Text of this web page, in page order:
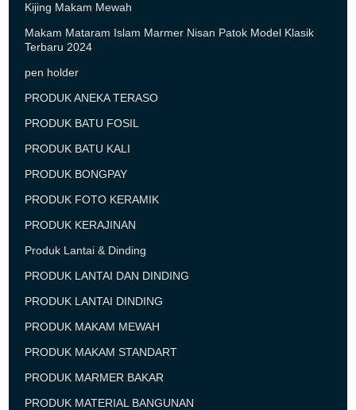
Kijing Makam Mewah
Makam Mataram Islam Marmer Nisan Patok Model Klasik
Terbaru 2024
pen holder
PRODUK ANEKA TERASO
PRODUK BATU FOSIL
PRODUK BATU KALI
PRODUK BONGPAY
PRODUK FOTO KERAMIK
PRODUK KERAJINAN
Produk Lantai & Dinding
PRODUK LANTAI DAN DINDING
PRODUK LANTAI DINDING
PRODUK MAKAM MEWAH
PRODUK MAKAM STANDART
PRODUK MARMER BAKAR
PRODUK MATERIAL BANGUNAN